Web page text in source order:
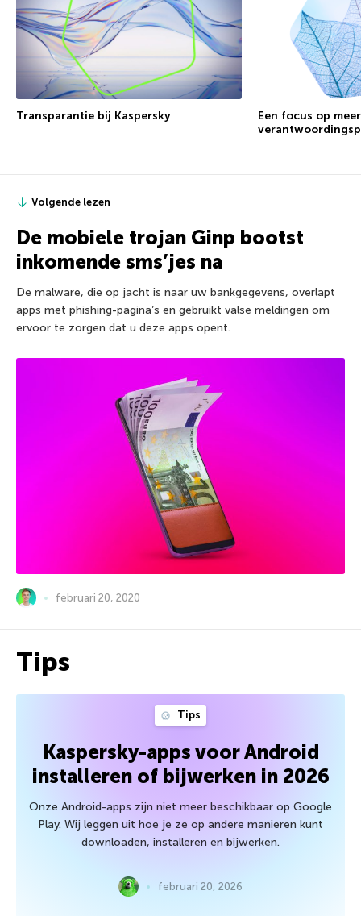
Transparantie bij Kaspersky
Een focus op
Volgende lezen
De mobiele trojan Ginp bootst
inkomende sms’jes na
De malware, die op jacht is naar uw bankgegevens, overlapt
apps met phishing-pagina’s en gebruikt valse meldingen om
ervoor te zorgen dat u deze apps opent.
februari 20, 2020
Tips
Tips
Kaspersky-apps voor Android
installeren of bijwerken in 2026
Onze Android-apps zijn niet meer beschikbaar op Google
Play. Wij leggen uit hoe je ze op andere manieren kunt
downloaden, installeren en bijwerken.
februari 20, 2026